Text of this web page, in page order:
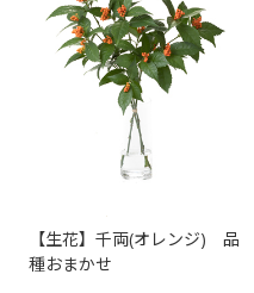
【生花】千両(オレンジ) 品
種おまかせ